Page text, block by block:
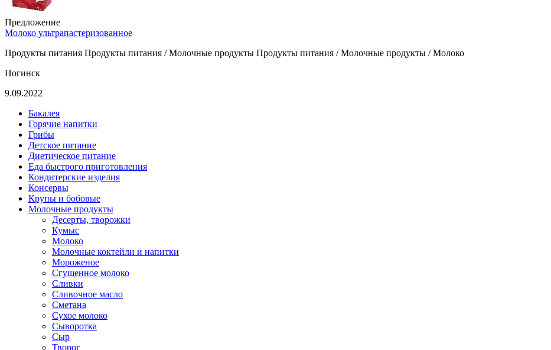
Предложение
Молоко ультрапастеризованное
Продукты питания Продукты питания / Молочные продукты Продукты питания / Молочные продукты / Молоко
Ногинск
9.09.2022
Бакалея
Горячие напитки
Грибы
Детское питание
Диетическое питание
Еда быстрого приготовления
Кондитерские изделия
Консервы
Крупы и бобовые
Молочные продукты
Десерты, творожки
Кумыс
Молоко
Молочные коктейли и напитки
Мороженое
Сгущенное молоко
Сливки
Сливочное масло
Сметана
Сухое молоко
Сыворотка
Сыр
Творог